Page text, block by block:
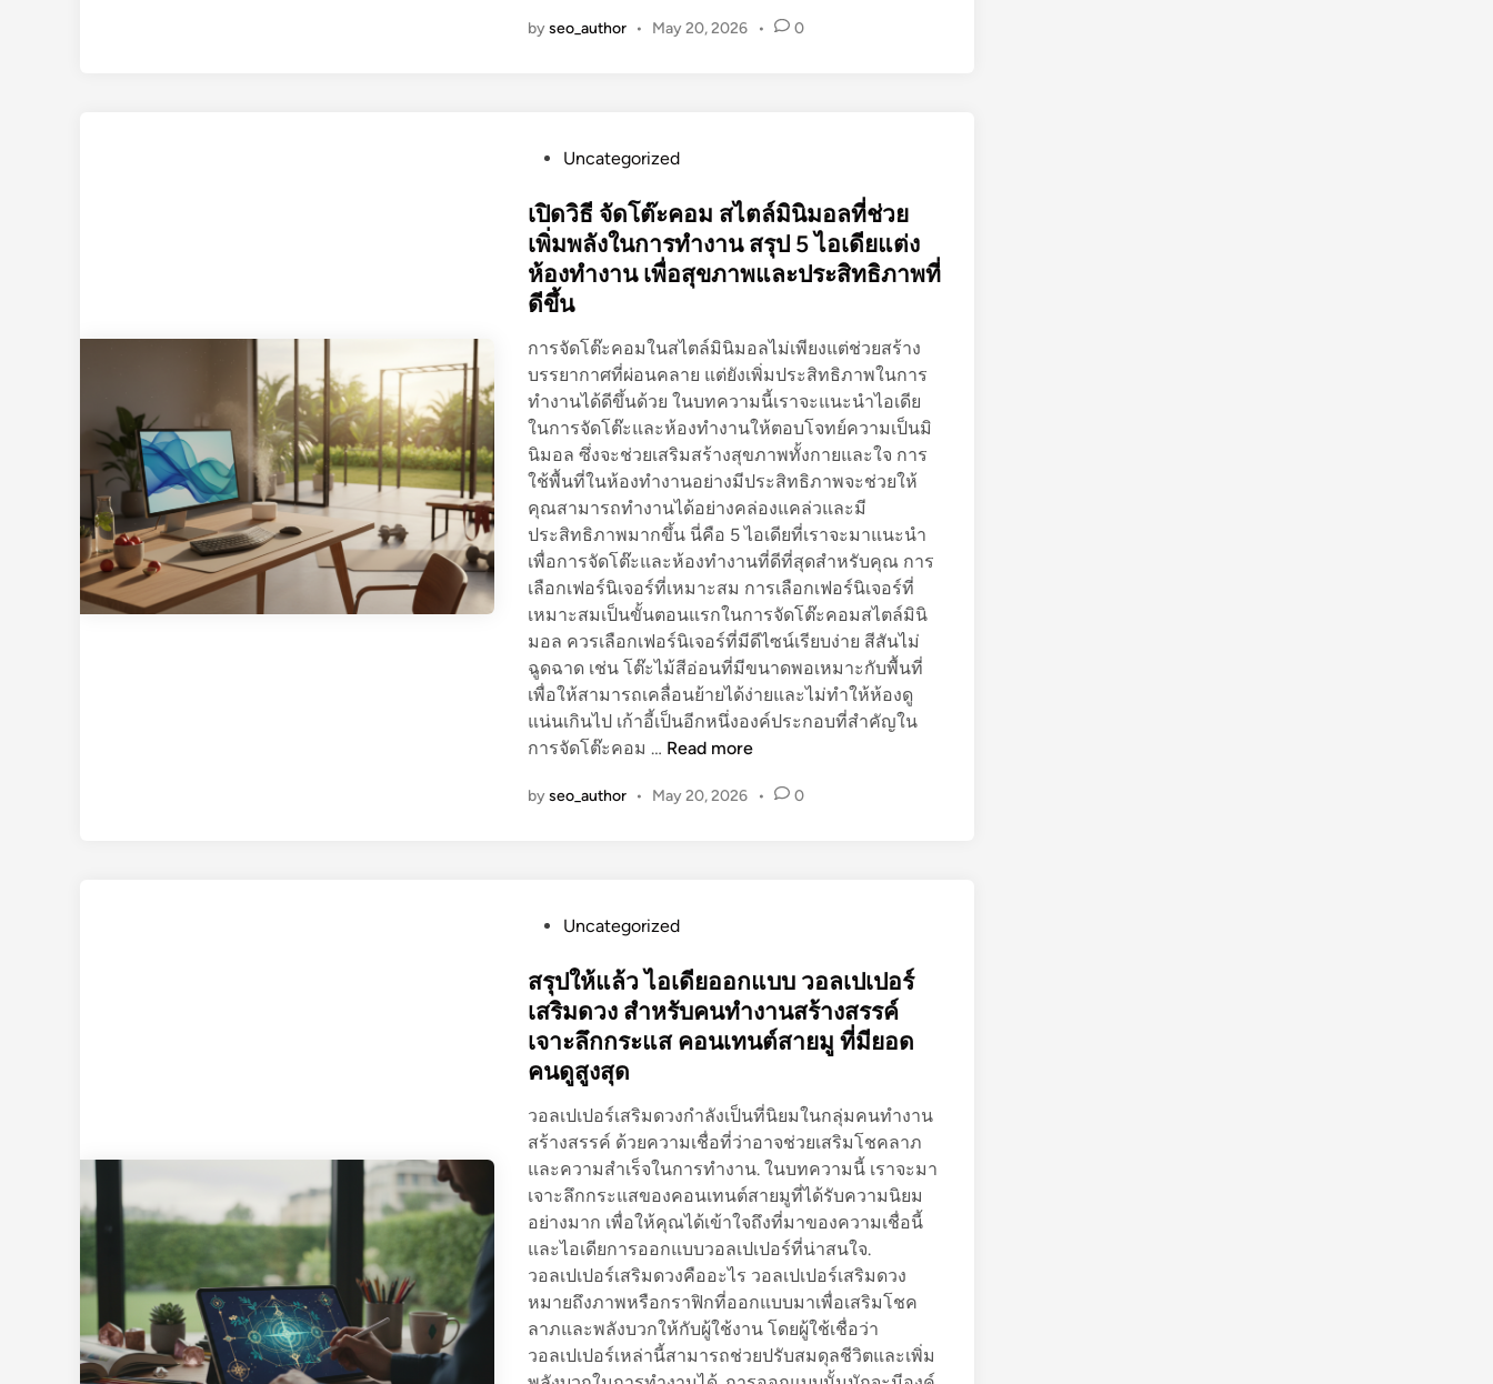
ไ
ง
ข
ง
ป
ร
ะ
ช
า
ก
ร
โ
ล
ก
ต่
อ
แ
พ
ล
ต
ฟ
อ
ร์
ม
อ
อ
ด
อ
ง
ถ่
ค
ลิ
ป
ใ
น
ร
ถ
สำ
ห
รั
บ
ส
า
ย
V
l
g
นิ
ค
จั
ส
ง
แ
ล
ะ
เ
สี
ย
ง
ใ
byseo_author • May 20, 2026 • 0
s
t
e
d
i
n
Uncategorized
เปิดวิธี จัดโต๊ะคอม สไตล์มินิมอลที่ช่วย
เพิ่มพลังในการทำงาน สรุป 5 ไอเดียแต่ง
ห้องทำงาน เพื่อสุขภาพและประสิทธิภาพที่
ดีขึ้น
การจัดโต๊ะคอมในสไตล์มินิมอลไม่เพียงแต่ช่วยสร้าง
บรรยากาศที่ผ่อนคลาย แต่ยังเพิ่มประสิทธิภาพในการ
ทำงานได้ดีขึ้นด้วย ในบทความนี้เราจะแนะนำไอเดีย
ในการจัดโต๊ะและห้องทำงานให้ตอบโจทย์ความเป็นมิ
นิมอล ซึ่งจะช่วยเสริมสร้างสุขภาพทั้งกายและใจ การ
ใช้พื้นที่ในห้องทำงานอย่างมีประสิทธิภาพจะช่วยให้
คุณสามารถทำงานได้อย่างคล่องแคล่วและมี
ประสิทธิภาพมากขึ้น นี่คือ 5 ไอเดียที่เราจะมาแนะนำ
เพื่อการจัดโต๊ะและห้องทำงานที่ดีที่สุดสำหรับคุณ การ
เลือกเฟอร์นิเจอร์ที่เหมาะสม การเลือกเฟอร์นิเจอร์ที่
เหมาะสมเป็นขั้นตอนแรกในการจัดโต๊ะคอมสไตล์มินิ
มอล ควรเลือกเฟอร์นิเจอร์ที่มีดีไซน์เรียบง่าย สีสันไม่
ฉูดฉาด เช่น โต๊ะไม้สีอ่อนที่มีขนาดพอเหมาะกับพื้นที่
เพื่อให้สามารถเคลื่อนย้ายได้ง่ายและไม่ทำให้ห้องดู
แน่นเกินไป เก้าอี้เป็นอีกหนึ่งองค์ประกอบที่สำคัญใน
การจัดโต๊ะคอม … เ
ด
โ
ะ
ค
อ
ไ
ต
ล์
มิ
นิ
ม
อ
ล
ที่
ช่
Read more
byseo_author • May 20, 2026 • 0
s
t
e
i
n
Uncategorized
สรุปให้แล้ว ไอเดียออกแบบ วอลเปเปอร์
เสริมดวง สำหรับคนทำงานสร้างสรรค์
เจาะลึกกระแส คอนเทนต์สายมู ที่มียอด
คนดูสูงสุด
วอลเปเปอร์เสริมดวงกำลังเป็นที่นิยมในกลุ่มคนทำงาน
สร้างสรรค์ ด้วยความเชื่อที่ว่าอาจช่วยเสริมโชคลาภ
และความสำเร็จในการทำงาน. ในบทความนี้ เราจะมา
เจาะลึกกระแสของคอนเทนต์สายมูที่ได้รับความนิยม
อย่างมาก เพื่อให้คุณได้เข้าใจถึงที่มาของความเชื่อนี้
และไอเดียการออกแบบวอลเปเปอร์ที่น่าสนใจ.
วอลเปเปอร์เสริมดวงคืออะไร วอลเปเปอร์เสริมดวง
หมายถึงภาพหรือกราฟิกที่ออกแบบมาเพื่อเสริมโชค
ลาภและพลังบวกให้กับผู้ใช้งาน โดยผู้ใช้เชื่อว่า
วอลเปเปอร์เหล่านี้สามารถช่วยปรับสมดุลชีวิตและเพิ่ม